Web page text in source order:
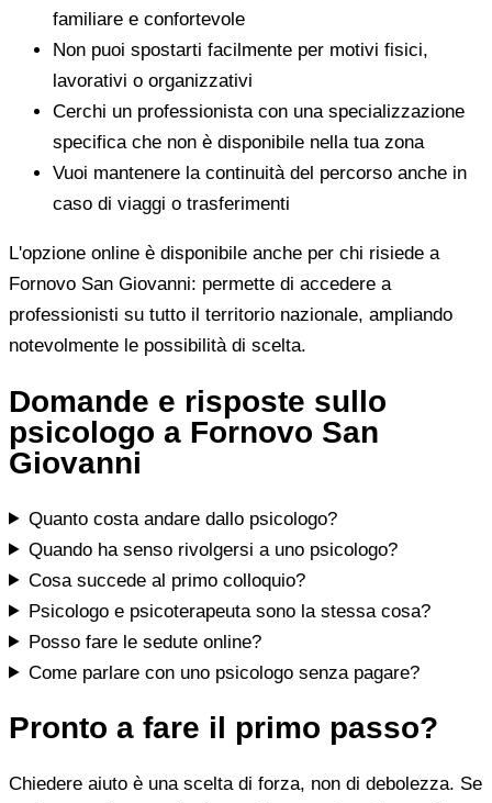
familiare e confortevole
Non puoi spostarti facilmente per motivi fisici,
lavorativi o organizzativi
Cerchi un professionista con una specializzazione
specifica che non è disponibile nella tua zona
Vuoi mantenere la continuità del percorso anche in
caso di viaggi o trasferimenti
L'opzione online è disponibile anche per chi risiede a
Fornovo San Giovanni: permette di accedere a
professionisti su tutto il territorio nazionale, ampliando
notevolmente le possibilità di scelta.
Domande e risposte sullo
psicologo a Fornovo San
Giovanni
Quanto costa andare dallo psicologo?
Quando ha senso rivolgersi a uno psicologo?
Cosa succede al primo colloquio?
Psicologo e psicoterapeuta sono la stessa cosa?
Posso fare le sedute online?
Come parlare con uno psicologo senza pagare?
Pronto a fare il primo passo?
Chiedere aiuto è una scelta di forza, non di debolezza. Se